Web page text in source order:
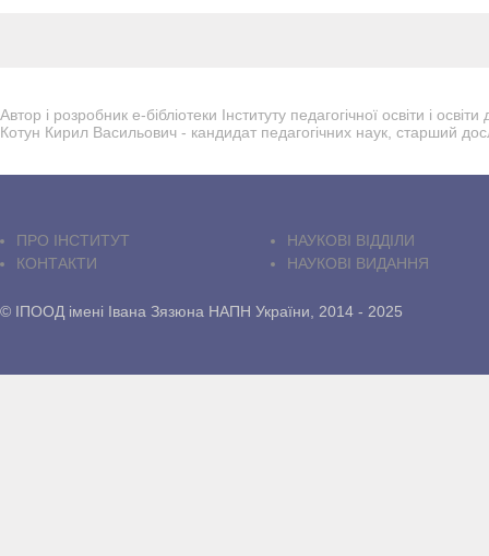
Автор і розробник е-бібліотеки Інституту педагогічної освіти і
Котун Кирил Васильович - кандидат педагогічних наук, старший
ПРО IНСТИТУТ
КОНТАКТИ
НАУКОВІ ВІДДІЛИ
НАУКОВІ ВИДАННЯ
© ІПООД імені Івана Зязюна НАПН України, 2014 - 2025